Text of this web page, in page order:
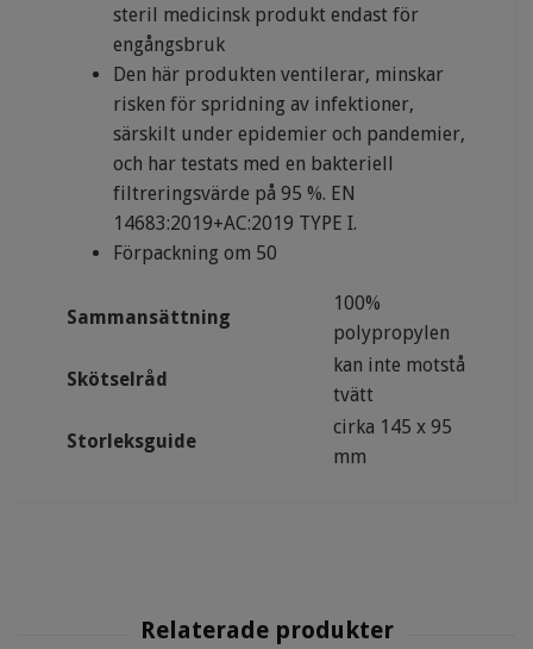
steril medicinsk produkt endast för
engångsbruk
Den här produkten ventilerar, minskar
risken för spridning av infektioner,
särskilt under epidemier och pandemier,
och har testats med en bakteriell
filtreringsvärde på 95 %. EN
14683:2019+AC:2019 TYPE I.
Förpackning om 50
Sammansättning
100%
polypropylen
Skötselråd
kan inte motstå
tvätt
Storleksguide
cirka 145 x 95
mm